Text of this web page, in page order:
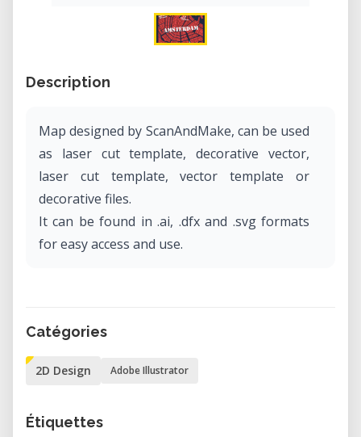
Description
Map designed by ScanAndMake, can be used
as laser cut template, decorative vector,
laser cut template, vector template or
decorative files.
It can be found in .ai, .dfx and .svg formats
for easy access and use.
Catégories
2D Design Adobe Illustrator
Étiquettes